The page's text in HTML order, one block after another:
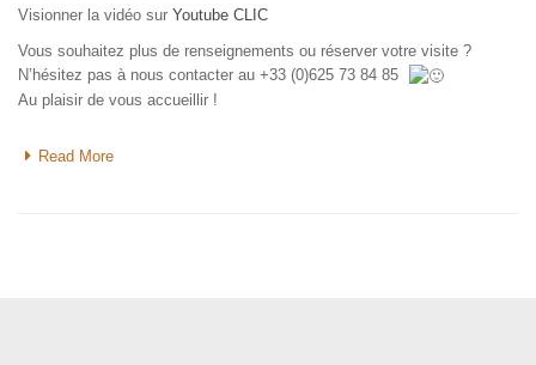
Visionner la vidéo sur Youtube CLIC
Vous souhaitez plus de renseignements ou réserver votre visite ?
N’hésitez pas à nous contacter au +33 (0)625 73 84 85
Au plaisir de vous accueillir !
Read More